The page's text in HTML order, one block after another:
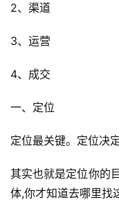
2、渠道
3、运营
4、成交
一、定位
定位最关键。定位决
其实也就是定位你的
体,你才知道去哪里找